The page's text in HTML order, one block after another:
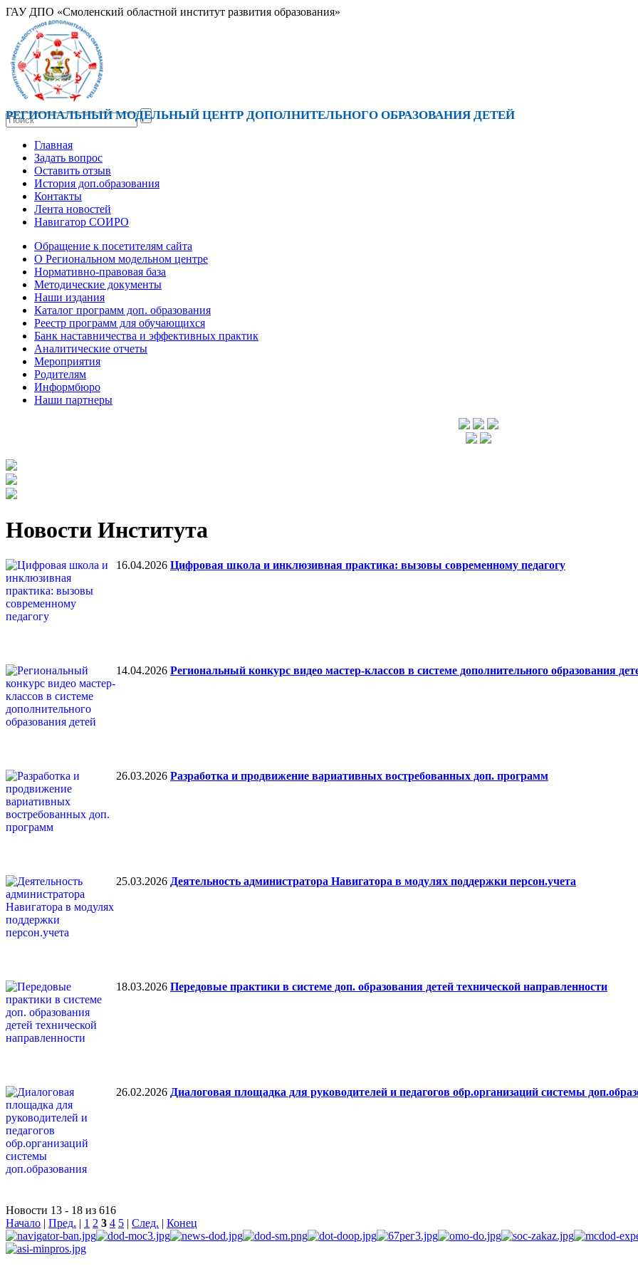
ГАУ ДПО «Смоленский областной институт развития образования»
РЕГИОНАЛЬНЫЙ МОДЕЛЬНЫЙ ЦЕНТР ДОПОЛНИТЕЛЬНОГО ОБРАЗОВАНИЯ ДЕТЕЙ
Главная
Задать вопрос
Оставить отзыв
История доп.образования
Контакты
Лента новостей
Навигатор СОИРО
Обращение к посетителям сайта
О Региональном модельном центре
Нормативно-правовая база
Методические документы
Наши издания
Каталог программ доп. образования
Реестр программ для обучающихся
Банк наставничества и эффективных практик
Аналитические отчеты
Мероприятия
Родителям
Информбюро
Наши партнеры
Новости Института
16.04.2026 Цифровая школа и инклюзивная практика: вызовы современному педагогу
14.04.2026 Региональный конкурс видео мастер-классов в системе дополнительного образования
26.03.2026 Разработка и продвижение вариативных востребованных доп. программ
25.03.2026 Деятельность администратора Навигатора в модулях поддержки персон.учета
18.03.2026 Передовые практики в системе доп. образования детей технической направленности
26.02.2026 Диалоговая площадка для руководителей и педагогов обр.организаций системы
Новости 13 - 18 из 616
Начало | Пред. | 1 2 3 4 5 | След. | Конец